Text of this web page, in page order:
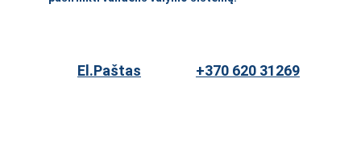
El.Paštas +370 620 31269